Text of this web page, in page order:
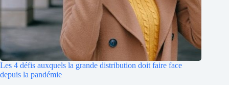
Les 4 défis auxquels la grande distribution doit faire face
depuis la pandémie